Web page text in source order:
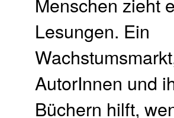
Lesungen. Ein
AutorInnen und
Büchern hilft,